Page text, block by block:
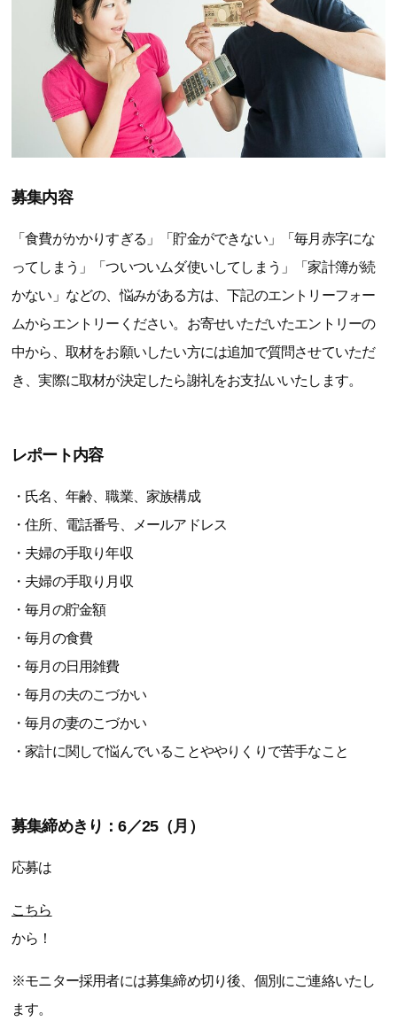
募集内容
「食費がかかりすぎる」「貯金ができない」「毎月赤字にな
ってしまう」「ついついムダ使いしてしまう」「家計簿が続
かない」などの、悩みがある方は、下記のエントリーフォー
ムからエントリーください。お寄せいただいたエントリーの
中から、取材をお願いしたい方には追加で質問させていただ
き、実際に取材が決定したら謝礼をお支払いいたします。
レポート内容
・氏名、年齢、職業、家族構成
・住所、電話番号、メールアドレス
・夫婦の手取り年収
・夫婦の手取り月収
・毎月の貯金額
・毎月の食費
・毎月の日用雑費
・毎月の夫のこづかい
・毎月の妻のこづかい
・家計に関して悩んでいることややりくりで苦手なこと
募集締めきり：6／25（月）
応募は
こちら
から！
※モニター採用者には募集締め切り後、個別にご連絡いたし
ます。